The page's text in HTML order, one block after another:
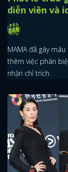
diễn viên và
MAMA đã gây
thêm việc phân
nhận chỉ trích.